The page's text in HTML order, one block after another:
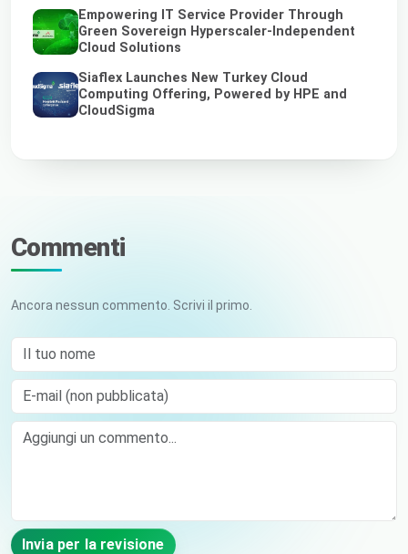
Empowering IT Service Provider Through
Green Sovereign Hyperscaler-Independent
Cloud Solutions
Siaflex Launches New Turkey Cloud
Computing Offering, Powered by HPE and
CloudSigma
Commenti
Ancora nessun commento. Scrivi il primo.
Il tuo nome
E-mail (non pubblicata)
Comment
Invia per la revisione